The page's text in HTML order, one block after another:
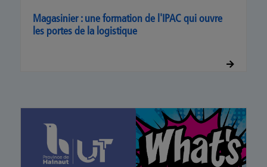
Magasinier : une formation de l'IPAC qui ouvre
les portes de la logistique